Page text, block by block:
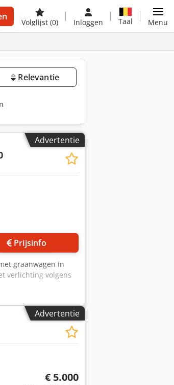
Volglijst (0) Inloggen Taal Menu
Relevantie
Advertentie
Prijsinfo
graanwagen in
verlichting volgens
Advertentie
€ 5.000